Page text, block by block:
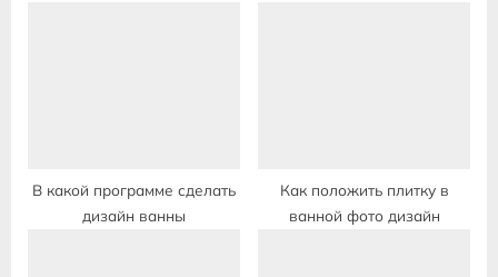
:
В какой программе сделать
дизайн ванны
Как положить плитку в
ванной фото дизайн